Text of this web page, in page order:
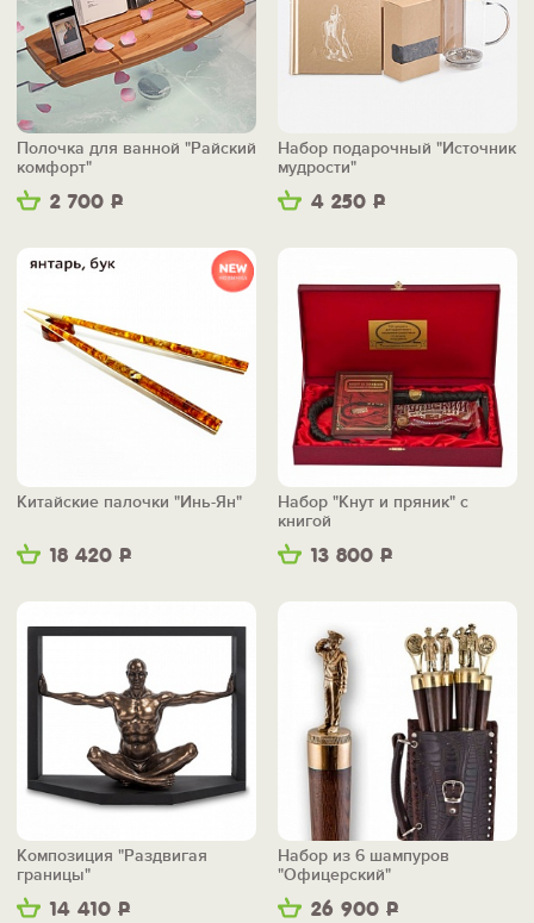
2 700 Р
Полочка для ванной "Райский
комфорт"
4 250 Р
Набор подарочный "Источник
мудрости"
18 420 Р
Китайские палочки "Инь-Ян"
13 800 Р
Набор "Кнут и пряник" с
книгой
14 410 Р
Композиция "Раздвигая
границы"
26 900 Р
Набор из 6 шампуров
"Офицерский"